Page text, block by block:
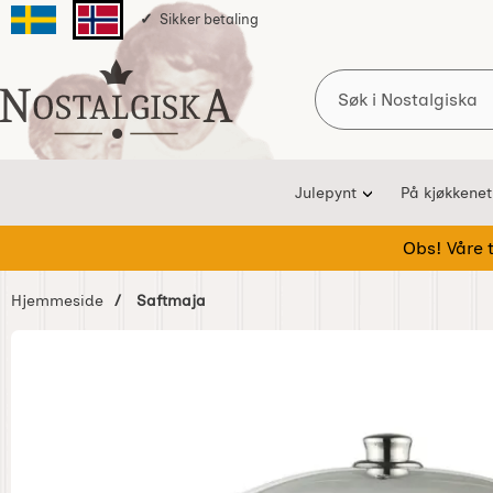
Svenska sidanNorska sidan
Sikker betaling
Startsiden for Nostalgiska
Søk
Julepynt På kjøkkenet
Obs! Våre
Hjemmeside Saftmaja